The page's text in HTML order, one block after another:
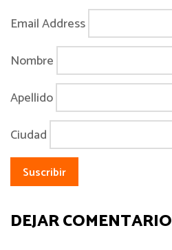
Email Address
Nombre
Apellido
Ciudad
DEJAR COMENTARIO